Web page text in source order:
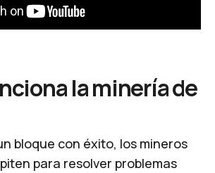
la minería de
bloque con éxito, los mineros
para resolver problemas